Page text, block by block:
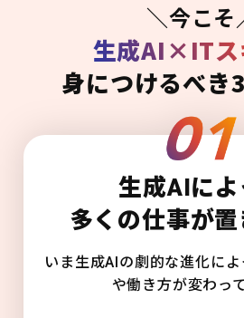
＼今こそ
生成AI×ITス
身につけるべき
生成AIによ
多くの仕事が
いま生成AIの劇的な進化に
や働き方が変わっ